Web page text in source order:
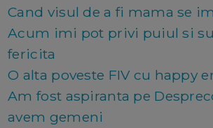
Cand visul de a fi mama se
Acum imi pot privi puiul si
fericita
O alta poveste FIV cu happy
Am fost aspiranta pe
avem gemeni